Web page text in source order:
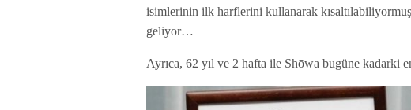
isimlerinin ilk harflerini kullanarak
geliyor…
Ayrıca, 62 yıl ve 2 hafta ile Shōwa bugüne kadarki